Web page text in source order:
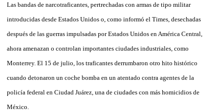
Las bandas de narcotraficantes, pertrechadas con armas de tipo militar
introducidas desde Estados Unidos o, como informó el Times, desechadas
después de las guerras impulsadas por Estados Unidos en América Central,
ahora amenazan o controlan importantes ciudades industriales, como
Monterrey. El 15 de julio, los traficantes derrumbaron otro hito histórico
cuando detonaron un coche bomba en un atentado contra agentes de la
policía federal en Ciudad Juárez, una de ciudades con más homicidios de
México.